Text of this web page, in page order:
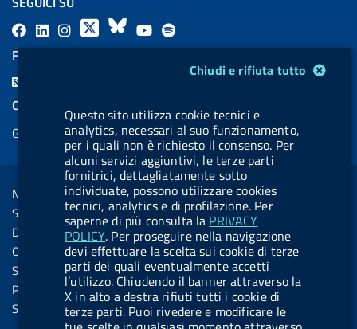
Chiudi e rifiuta tutto
Questo sito utilizza cookie tecnici e
analytics, necessari al suo funzionamento,
per i quali non è richiesto il consenso. Per
alcuni servizi aggiuntivi, le terze parti
fornitrici, dettagliatamente sotto
individuate, possono utilizzare cookies
tecnici, analytics e di profilazione. Per
saperne di più consulta la PRIVACY
POLICY. Per proseguire nella navigazione
devi effettuare la scelta sui cookie di terze
parti dei quali eventualmente accetti
l’utilizzo. Chiudendo il banner attraverso la
X in alto a destra rifiuti tutti i cookie di
terze parti. Puoi rivedere e modificare le
F
a
L
i
a
l
.
b
u
t
t
o
n
.
i
X
B
l
s
k
y
Y
o
u
b
e
l
a
l
.
b
u
t
t
o
n
.
s
FEED RSS
COOKIES
Gestione cookie
Sezione Link Utili
Note legali
Social Media Policy
Dichiarazione di accessibilità
Obiettivi di accessibilità
Statistiche sito
Privacy
Servizi Online